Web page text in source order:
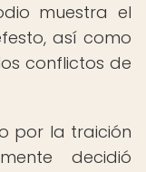
muestra el
así como
conflictos de
por la traición
decidió